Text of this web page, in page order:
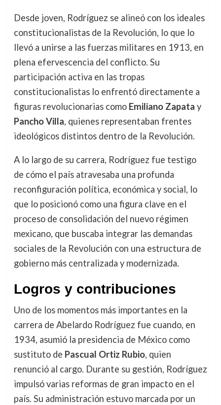
Desde joven, Rodríguez se alineó con los ideales
constitucionalistas de la Revolución, lo que lo
llevó a unirse a las fuerzas militares en 1913, en
plena efervescencia del conflicto. Su
participación activa en las tropas
constitucionalistas lo enfrentó directamente a
figuras revolucionarias como Emiliano Zapata y
Pancho Villa, quienes representaban frentes
ideológicos distintos dentro de la Revolución.
A lo largo de su carrera, Rodríguez fue testigo
de cómo el país atravesaba una profunda
reconfiguración política, económica y social, lo
que lo posicionó como una figura clave en el
proceso de consolidación del nuevo régimen
mexicano, que buscaba integrar las demandas
sociales de la Revolución con una estructura de
gobierno más centralizada y modernizada.
Logros y contribuciones
Uno de los momentos más importantes en la
carrera de Abelardo Rodríguez fue cuando, en
1934, asumió la presidencia de México como
sustituto de Pascual Ortiz Rubio, quien
renunció al cargo. Durante su gestión, Rodríguez
impulsó varias reformas de gran impacto en el
país. Su administración estuvo marcada por un